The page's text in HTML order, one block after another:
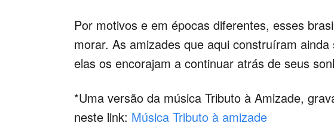
Por motivos e em épocas diferentes, esses
morar. As amizades que aqui construíram
elas os encorajam a continuar atrás de seus
*Uma versão da música Tributo à Amizade,
neste link: Música Tributo à amizade